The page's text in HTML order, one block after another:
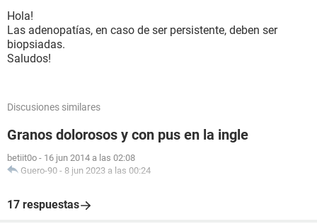
Hola!
Las adenopatías, en caso de ser persistente, deben ser
biopsiadas.
Saludos!
Discusiones similares
Granos dolorosos y con pus en la ingle
betiit0o - 16 jun 2014 a las 02:08
Guero-90 - 8 jun 2023 a las 00:24
17 respuestas